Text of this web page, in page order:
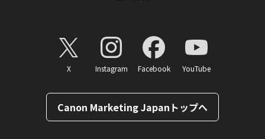
X Instagram Facebook YouTube
Canon Marketing Japanトップへ